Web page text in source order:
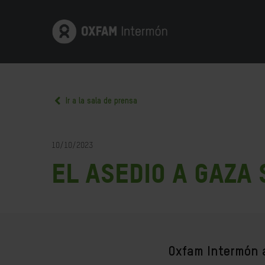
Ir a la sala de prensa
10/10/2023
El asedio a
Oxfam